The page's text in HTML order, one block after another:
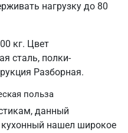
нагрузку до 80
кг. Цвет
сталь, полки-
Разборная.
польза
данный
нашел широкое